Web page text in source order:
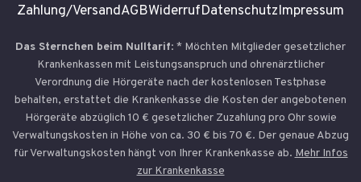
Zahlung/VersandAGBWiderrufDatenschutzImpressum
Das Sternchen beim Nulltarif: * Möchten Mitglieder gesetzlicher
Krankenkassen mit Leistungsanspruch und ohrenärztlicher
Verordnung die Hörgeräte nach der kostenlosen Testphase
behalten, erstattet die Krankenkasse die Kosten der angebotenen
Hörgeräte abzüglich 10 € gesetzlicher Zuzahlung pro Ohr sowie
Verwaltungskosten in Höhe von ca. 30 € bis 70 €. Der genaue Abzug
für Verwaltungskosten hängt von Ihrer Krankenkasse ab.Mehr Infos
zur Krankenkasse